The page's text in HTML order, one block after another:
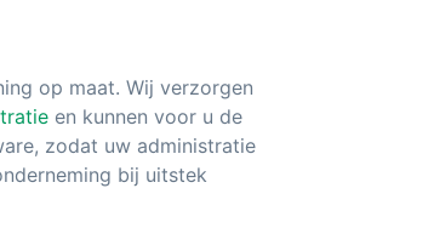
op maat. Wij verzorgen
en kunnen voor u de
zodat uw administratie
bij uitstek